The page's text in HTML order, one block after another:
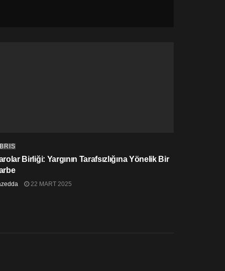
Birliği: Yargının Tarafsızlığına Yönelik Bir
22 MART 2025